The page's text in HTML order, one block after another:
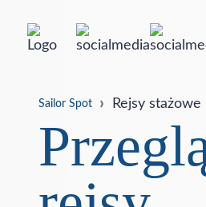
Sailor Spot Rejsy stażowe